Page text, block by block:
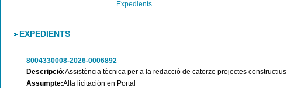
Expedients
EXPEDIENTS
8004330008-2026-0006892
Descripció:Assistència tècnica per a la redacció de catorze projectes constructius
Assumpte:Alta licitación en Portal